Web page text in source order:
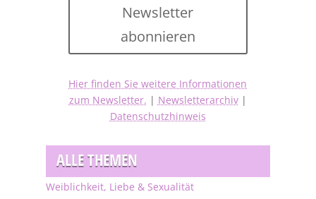
Newsletter
abonnieren
Hier finden Sie weitere Informationen
zum Newsletter. | Newsletterarchiv|
Datenschutzhinweis
ALLE THEMEN
Weiblichkeit, Liebe & Sexualität